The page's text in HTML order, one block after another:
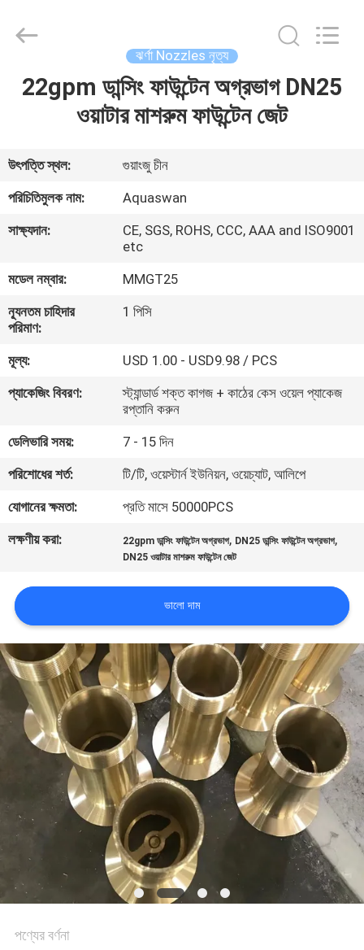
বাড়ি
আমাদের
সম্পর্কে
কারখানা
ভ্রমণ
মান
নিয়ন্ত্রণ
যোগাযোগ
করুন
উদ্ধৃতির
জন্য
NEWS
সাইট
ম্যাপ
PRIVACY
POLICY
co,.ltd.
ঝর্ণা Nozzles নৃত্য
22gpm ডান্সিং ফাউন্টেন অগ্রভাগ DN25
ওয়াটার মাশরুম ফাউন্টেন জেট
উৎপত্তি স্থল:
গুয়াংজু চীন
পরিচিতিমুলক নাম:
Aquaswan
সাক্ষ্যদান:
CE, SGS, ROHS, CCC, AAA and ISO9001
etc
মডেল নম্বার:
MMGT25
ন্যূনতম চাহিদার
পরিমাণ:
1 পিসি
মূল্য:
USD 1.00 - USD9.98 / PCS
প্যাকেজিং বিবরণ:
স্ট্যান্ডার্ড শক্ত কাগজ + কাঠের কেস ওয়েল প্যাকেজ
রপ্তানি করুন
ডেলিভারি সময়:
7 - 15 দিন
পরিশোধের শর্ত:
টি/টি, ওয়েস্টার্ন ইউনিয়ন, ওয়েচ্যাট, আলিপে
যোগানের ক্ষমতা:
প্রতি মাসে 50000PCS
লক্ষণীয় করা:
22gpm ডান্সিং ফাউন্টেন অগ্রভাগ, DN25 ডান্সিং ফাউন্টেন অগ্রভাগ,
DN25 ওয়াটার মাশরুম ফাউন্টেন জেট
ভালো দাম
পণ্যের বর্ণনা